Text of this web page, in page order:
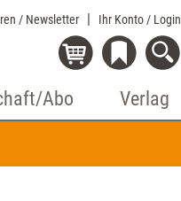
/ Newsletter Ihr Konto / Login
Abo Verlag